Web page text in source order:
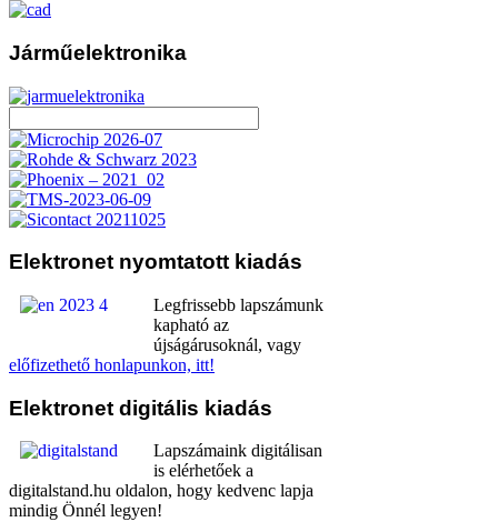
Járműelektronika
Elektronet nyomtatott kiadás
Legfrissebb lapszámunk
kapható az
újságárusoknál, vagy
előfizethető honlapunkon, itt!
Elektronet digitális kiadás
Lapszámaink digitálisan
is elérhetőek a
digitalstand.hu oldalon, hogy kedvenc lapja
mindig Önnél legyen!